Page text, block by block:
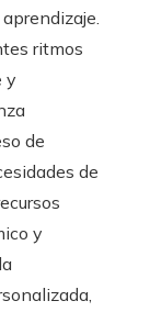
ritmos
y
de
de
y